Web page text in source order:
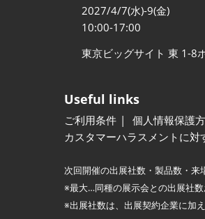
2027/4/7(水)-9(金)
10:00-17:00
東京ビッグサイト 東 1-8
Useful links
ご利用条件 個人情報保護
カスタマーハラスメントに対
次回開催の出展社数・製品数・来
※最大…同種の展示会との出展社数
※出展社数は、出展契約企業に加